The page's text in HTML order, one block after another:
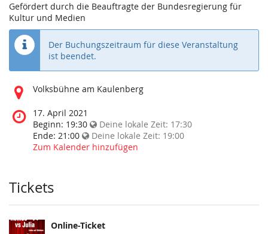
Gefördert durch die Beauftragte der Bundesregierung für
Kultur und Medien
Der Buchungszeitraum für diese Veranstaltung
ist beendet.
Wo
diese
Veranstaltung
statt?
Volksbühne am Kaulenberg
Wann
findet
diese
Veranstaltung
17. April 2021
Beginn: 19:30 Deine lokale Zeit: 17:30
Ende: 21:00 Deine lokale Zeit: 19:00
Zum Kalender hinzufügen
Tickets
Online-Ticket